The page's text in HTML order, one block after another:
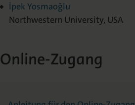
İpek Yosmaoğlu
Northwestern University, USA
Online-Zugang